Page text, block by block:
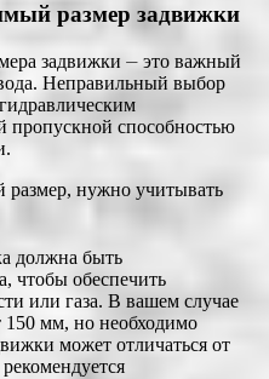
размер задвижки
задвижки ⏤ это важный
Неправильный выбор
пропускной способностью
размер, нужно учитывать
должна быть
чтобы обеспечить
или газа. В вашем случае
150 мм, но необходимо
может отличаться от